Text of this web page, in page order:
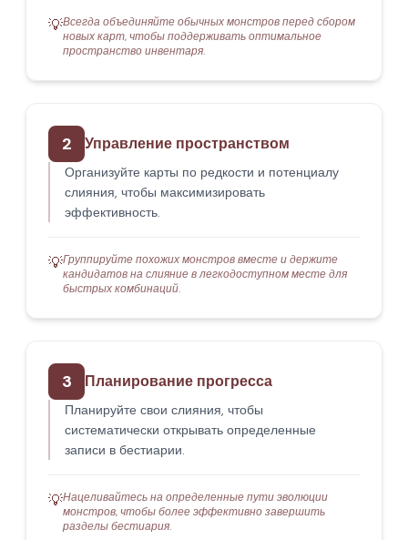
💡Всегда объединяйте обычных монстров перед сбором
новых карт, чтобы поддерживать оптимальное
пространство инвентаря.
2 Управление пространством
Организуйте карты по редкости и потенциалу
слияния, чтобы максимизировать
эффективность.
💡Группируйте похожих монстров вместе и держите
кандидатов на слияние в легкодоступном месте для
быстрых комбинаций.
3 Планирование прогресса
Планируйте свои слияния, чтобы
систематически открывать определенные
записи в бестиарии.
💡Нацеливайтесь на определенные пути эволюции
монстров, чтобы более эффективно завершить
разделы бестиария.